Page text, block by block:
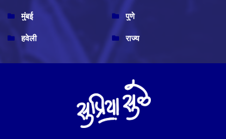
मुंबई
पुणे
हवेली
राज्य